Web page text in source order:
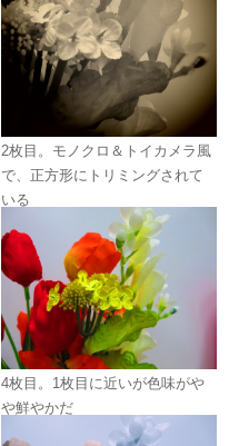
2枚目。モノクロ＆トイカメラ風
で、正方形にトリミングされて
いる
4枚目。1枚目に近いが色味がや
や鮮やかだ